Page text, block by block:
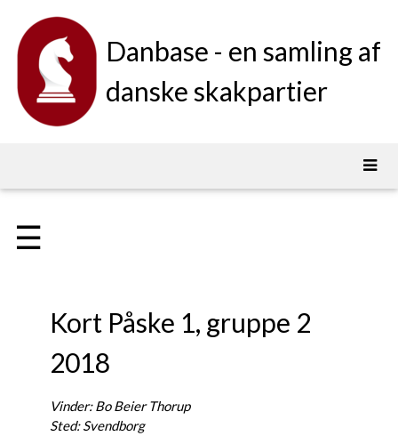
Danbase - en samling af
danske skakpartier
☰
Kort Påske 1, gruppe 2
2018
Vinder: Bo Beier Thorup
Sted: Svendborg